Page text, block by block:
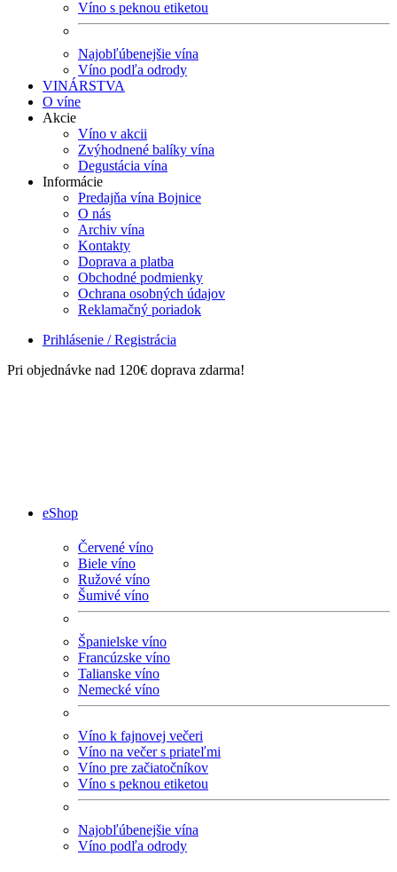
Víno s peknou etiketou
Najobľúbenejšie vína
Víno podľa odrody
VINÁRSTVA
O víne
Akcie
Víno v akcii
Zvýhodnené balíky vína
Degustácia vína
Informácie
Predajňa vína Bojnice
O nás
Archiv vína
Kontakty
Doprava a platba
Obchodné podmienky
Ochrana osobných údajov
Reklamačný poriadok
Prihlásenie / Registrácia
Pri objednávke nad 120€ doprava zdarma!
eShop
Červené víno
Biele víno
Ružové víno
Šumivé víno
Španielske víno
Francúzske víno
Talianske víno
Nemecké víno
Víno k fajnovej večeri
Víno na večer s priateľmi
Víno pre začiatočníkov
Víno s peknou etiketou
Najobľúbenejšie vína
Víno podľa odrody